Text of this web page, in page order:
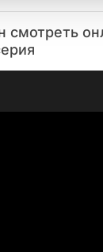
смотреть